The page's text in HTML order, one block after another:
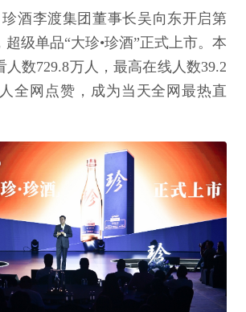
酒李渡集团董事长吴向东开启第
级单品“大珍•珍酒”正式上市。本
人数729.8万人，最高在线人数39.2
全网点赞，成为当天全网最热直